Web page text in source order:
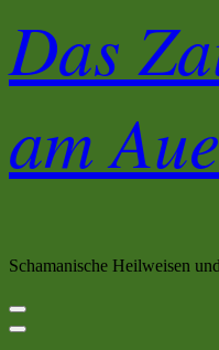
Das
am
Schamanische Heilweisen